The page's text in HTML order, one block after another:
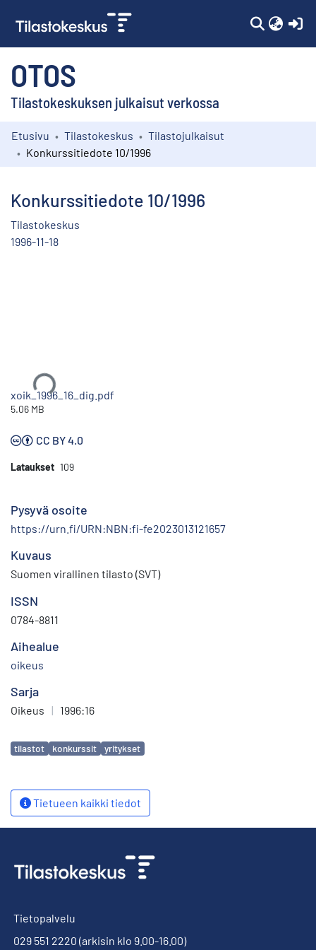
OTOS
Tilastokeskuksen julkaisut verkossa
Kokoelmat
Etusivu Tilastokeskus
Tilastojulkaisut
Konkurssitiedote 10/1996
Konkurssitiedote 10/1996
Tilastokeskus
1996-11-18
Ladataan...
xoik_1996_16_dig.pdf
5.06 MB
CC BY 4.0
Lataukset 109
Pysyvä osoite
https://urn.fi/URN:NBN:fi-fe2023013121657
Kuvaus
Suomen virallinen tilasto (SVT)
ISSN
0784-8811
Aihealue
oikeus
Sarja
Oikeus | 1996:16
Avainsanat
tilastot konkurssit yritykset
Tietueen kaikki tiedot
Tietopalvelu
029 551 2220 (arkisin klo 9.00-16.00)